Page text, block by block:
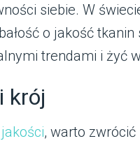
siebie. W
o jakość
trendami i żyć
krój
, warto